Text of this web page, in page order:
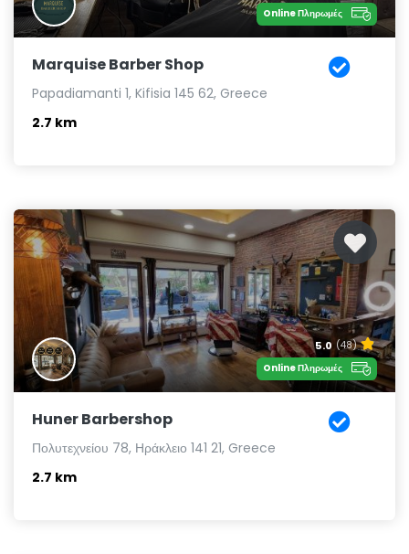
Online Πληρωμές
Marquise Barber Shop
Papadiamanti 1, Kifisia 145 62, Greece
2.7 km
5.0 (48)
Online Πληρωμές
Huner Barbershop
Πολυτεχνείου 78, Ηράκλειο 141 21, Greece
2.7 km